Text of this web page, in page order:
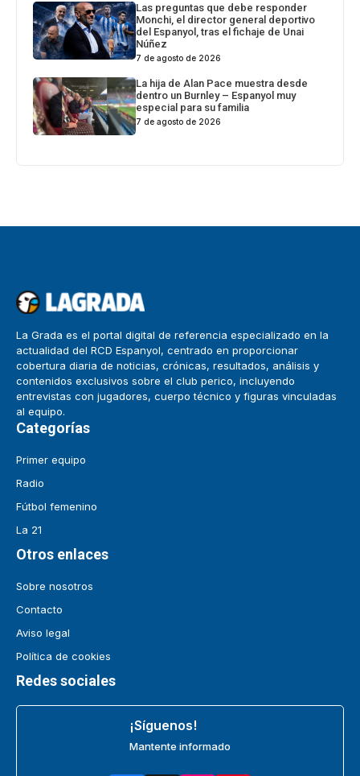
Las preguntas que debe responder
Monchi, el director general deportivo
del Espanyol, tras el fichaje de Unai
Núñez
7 de agosto de 2026
La hija de Alan Pace muestra desde
dentro un Burnley – Espanyol muy
especial para su familia
7 de agosto de 2026
La Grada es el portal digital de referencia especializado en la
actualidad del RCD Espanyol, centrado en proporcionar
cobertura diaria de noticias, crónicas, resultados, análisis y
contenidos exclusivos sobre el club perico, incluyendo
entrevistas con jugadores, cuerpo técnico y figuras vinculadas
al equipo.
Categorías
Primer equipo
Radio
Fútbol femenino
La 21
Otros enlaces
Sobre nosotros
Contacto
Aviso legal
Política de cookies
Redes sociales
¡Síguenos!
Mantente informado